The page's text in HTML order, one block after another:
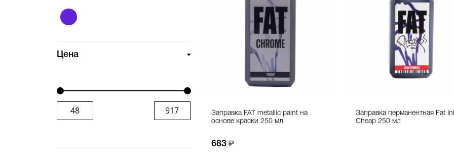
Цена
Заправка FAT metallic paint на
основе краски 250 мл
683
Заправка перманентная Fat
Cheap 250 мл